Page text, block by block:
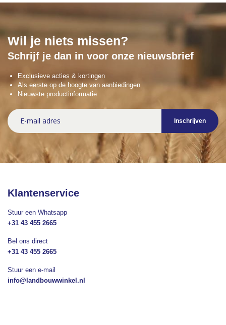
Wil je niets missen?
Schrijf je dan in voor onze nieuwsbrief
Exclusieve acties & kortingen
Als eerste op de hoogte van aanbiedingen
Nieuwste productinformatie
Abonneer
u
op
Inschrijven
Klantenservice
Stuur een Whatsapp
+31 43 455 2665
Bel ons direct
+31 43 455 2665
Stuur een e-mail
info@landbouwwinkel.nl